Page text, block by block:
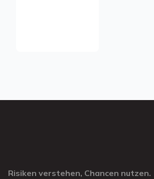
Risiken verstehen, Chancen nutzen.